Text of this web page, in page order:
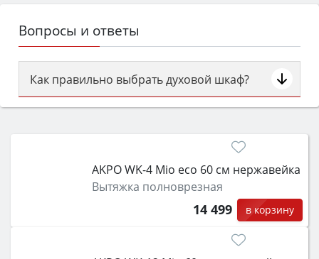
Вопросы и ответы
Как правильно выбрать духовой шкаф?
Сначала определитесь с типом (газовый или
затем смотрите на объём 50–70 л для семьи,
функции (конвекция, гриль, самоочистка,
защита от детей).
AKPO WK-4 Mio eco 60 см нержавейка
Вытяжка полноврезная
14 499 в корзину